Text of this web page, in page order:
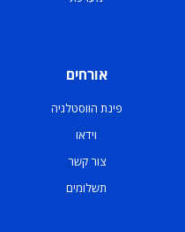
אורחים
פינת הווסטלגיה
וידאו
צור קשר
תשלומים